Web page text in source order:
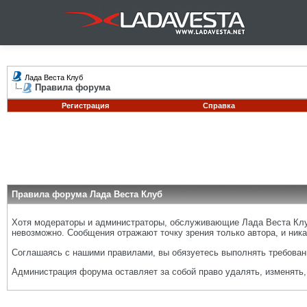
Лада Веста Клуб
Правила форума
Регистрация Справка
Правила форума Лада Веста Клуб
Хотя модераторы и администраторы, обслуживающие Лада Веста
невозможно. Сообщения отражают точку зрения только автора, и
Соглашаясь с нашими правилами, вы обязуетесь выполнять
Администрация форума оставляет за собой право удалять,